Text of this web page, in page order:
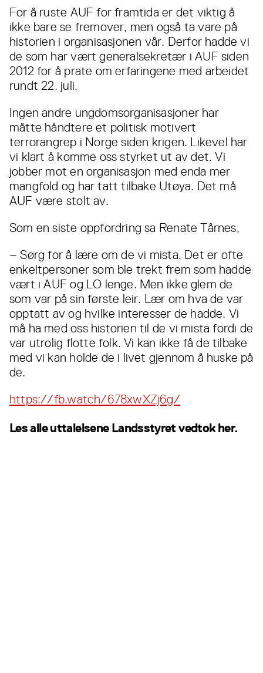
For å ruste AUF for framtida er det viktig å
ikke bare se fremover, men også ta vare på
historien i organisasjonen vår. Derfor hadde vi
de som har vært generalsekretær i AUF siden
2012 for å prate om erfaringene med arbeidet
rundt 22. juli.
Ingen andre ungdomsorganisasjoner har
måtte håndtere et politisk motivert
terrorangrep i Norge siden krigen. Likevel har
vi klart å komme oss styrket ut av det. Vi
jobber mot en organisasjon med enda mer
mangfold og har tatt tilbake Utøya. Det må
AUF være stolt av.
Som en siste oppfordring sa Renate Tårnes,
– Sørg for å lære om de vi mista. Det er ofte
enkeltpersoner som ble trekt frem som hadde
vært i AUF og LO lenge. Men ikke glem de
som var på sin første leir. Lær om hva de var
opptatt av og hvilke interesser de hadde. Vi
må ha med oss historien til de vi mista fordi de
var utrolig flotte folk. Vi kan ikke få de tilbake
med vi kan holde de i livet gjennom å huske på
de.
https://fb.watch/678xwXZj6g/
Les alle uttalelsene Landsstyret vedtok her.